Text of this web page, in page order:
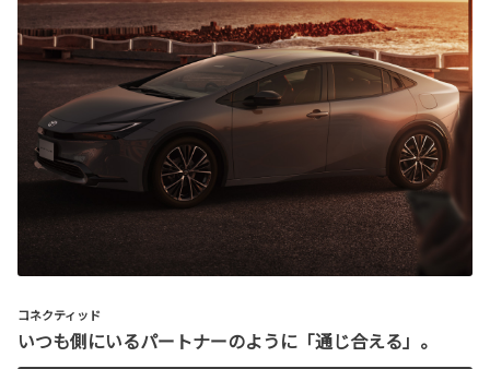
コネクティッド
いつも側にいるパートナーのように「通じ合える」。